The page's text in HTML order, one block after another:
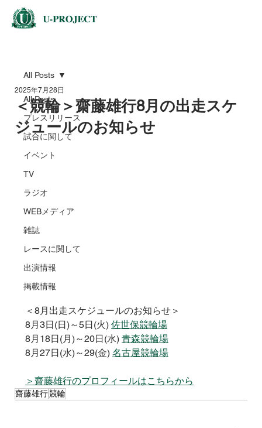
All Posts
プレスリリース
試合に関して
イベント
TV
ラジオ
WEBメディア
雑誌
レースに関して
出演情報
掲載情報
All Posts
＜競輪＞齋藤雄行8月の出走スケ
ジュールのお知らせ
2025年7月28日
＜8月出走スケジュールのお知らせ＞
8月3日(日)～5日(火) 佐世保競輪場
8月18日(月)～20日(水) 青森競輪場
8月27日(水)～29(金) 名古屋競輪場
＞齋藤雄行のプロフィールはこちらから
齋藤雄行競輪